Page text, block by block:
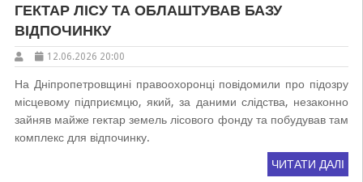
ГЕКТАР ЛІСУ ТА ОБЛАШТУВАВ БАЗУ
ВІДПОЧИНКУ
12.06.2026 20:00
На Дніпропетровщині правоохоронці повідомили про підозру
місцевому підприємцю, який, за даними слідства, незаконно
зайняв майже гектар земель лісового фонду та побудував там
комплекс для відпочинку.
ЧИТАТИ ДАЛІ